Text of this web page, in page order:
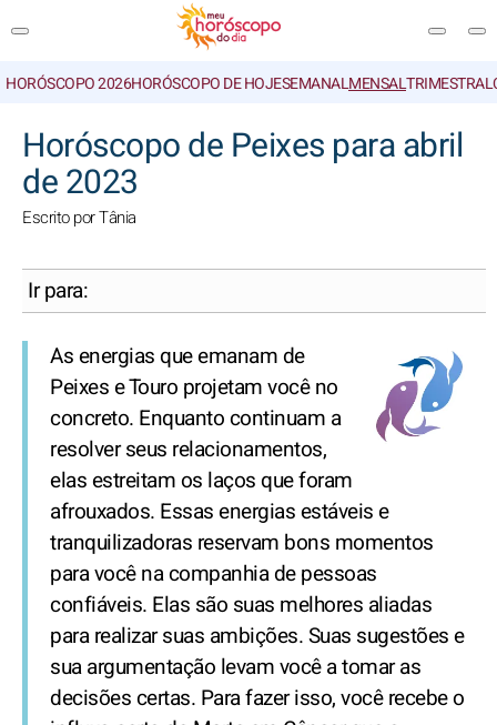
HORÓSCOPO 2026HORÓSCOPO DE HOJESEMANALMENSALTRIMESTRAL
Horóscopo de Peixes para abril
de 2023
Escrito por Tânia
Ir para:
As energias que emanam de
Peixes e Touro projetam você no
concreto. Enquanto continuam a
resolver seus relacionamentos,
elas estreitam os laços que foram
afrouxados. Essas energias estáveis e
tranquilizadoras reservam bons momentos
para você na companhia de pessoas
confiáveis. Elas são suas melhores aliadas
para realizar suas ambições. Suas sugestões e
sua argumentação levam você a tomar as
decisões certas. Para fazer isso, você recebe o